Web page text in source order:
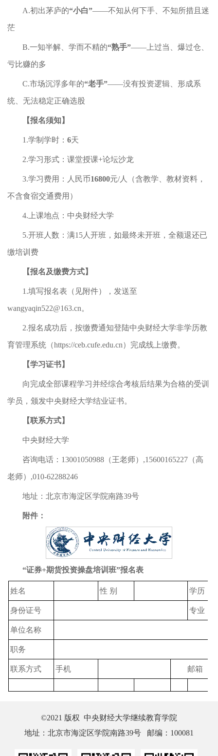
A.初出茅庐的“小白”——不知从何下手、不知所措且迷
茫
B.一知半解、学而不精的“熟手”——上过当、爆过仓、
亏比赚的多
C.市场沉浮多年的“老手”——没有投资逻辑、形成系
统、无法稳定正确选股
【报名须知】
1.学制学时： 6天
2.学习形式：课堂授课+论坛沙龙
3.学习费用：人民币16800元/人（含教学、教材资料，
不含食宿交通费用）
4.上课地点：中央财经大学
5.开班人数：满15人开班，如最终未开班，全额退还已
缴培训费
【报名及缴费方式】
1.填写报名表（见附件），发送至
wangyaqin522@163.cn。
2.报名成功后，按缴费通知登陆中央财经大学非学历教
育管理系统（https://ceb.cufe.edu.cn）完成线上缴费。
【学习证书】
向完成全部课程学习并经综合考核后结果为合格的受训
学员，颁发中央财经大学结业证书。
【联系方式】
中央财经大学
咨询电话：13001050988（王老师）,15600165227（高
老师）,010-62288246
地址：北京市海淀区学院南路39号
附件：
“证券+期货投资操盘培训班”报名表
姓名 性 别 学历
身份证号 专业
单位名称
职务
联系方式 手机 邮箱
©2021 版权 中央财经大学继续教育学院
地址：北京市海淀区学院南路39号 邮编：100081